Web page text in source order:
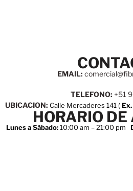
EMAIL:
TELEFONO: +51
UBICACION:Calle Mercaderes 141 (
HORARIO DE
Lunes a Sábado:10:00 am – 21:00 pm